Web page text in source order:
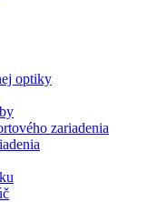
optiky
zariadenia